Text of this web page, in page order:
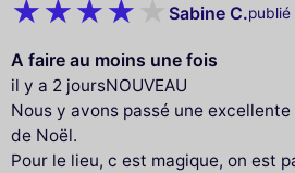
Sabine C.publié
A faire au moins une fois
il y a 2 joursNOUVEAU
Nous y avons passé une
de Noël.
Pour le lieu, c est magique, on est